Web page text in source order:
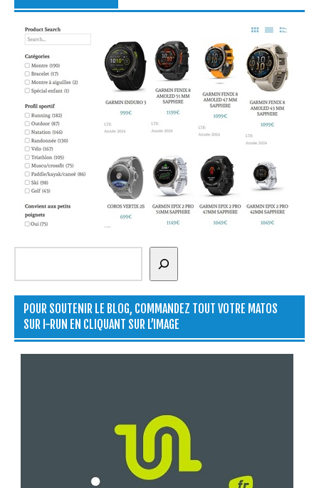
Rechercher
POUR SOUTENIR LE BLOG, COMMANDEZ TOUT VOTRE MATOS
SUR I-RUN EN CLIQUANT SUR L’IMAGE